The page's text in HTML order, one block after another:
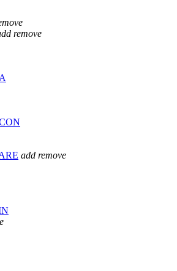
remove
add remove